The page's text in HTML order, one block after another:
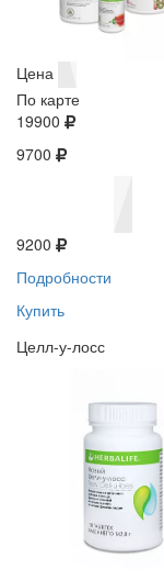
Цена
По карте
19900
9700
9200
Подробности
Купить
Целл-у-лосс